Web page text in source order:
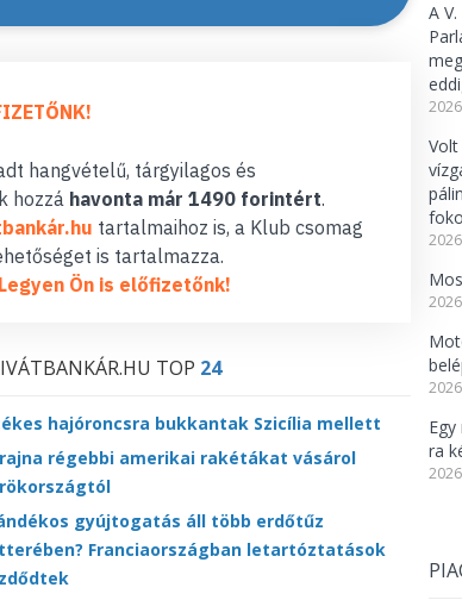
hangvételű, tárgyilagos és
hozzá havonta már 1490 forintért.
tartalmaihoz is, a Klub csomag
is tartalmazza.
Legyen Ön is előfizetőnk!
TOP 24
hajóroncsra bukkantak Szicília mellett
régebbi amerikai rakétákat vásárol
gyújtogatás áll több erdőtűz
Franciaországban letartóztatások
A
ra